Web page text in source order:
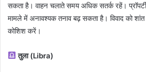
सकता है। वाहन चलाते समय अधिक सतर्क रहें।
मामले में अनावश्यक तनाव बढ़ सकता है। विवाद को
कोशिश करें।
तुला (Libra)